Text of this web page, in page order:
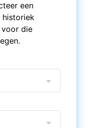
een
historiek
die